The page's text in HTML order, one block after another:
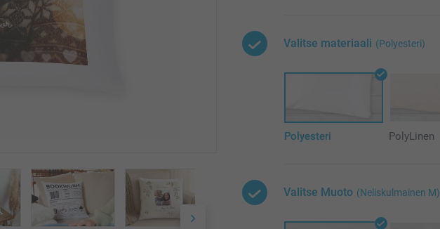
Valitse materiaali (Polyesteri)
Polyesteri PolyLinen
Valitse Muoto (Neliskulmainen M)